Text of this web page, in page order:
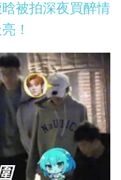
被拍深夜買醉情
！